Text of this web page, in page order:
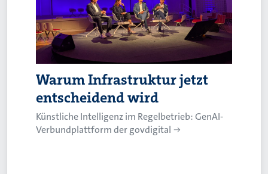
Warum Infrastruktur jetzt
entscheidend wird
Künstliche Intelligenz im Regelbetrieb: GenAI-
Verbundplattform der govdigital